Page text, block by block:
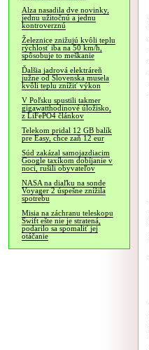
Alza nasadila dve novinky,
jednu užitočnú a jednu
kontroverznú
Železnice znižujú kvôli teplu
rýchlosť iba na 50 km/h,
spôsobuje to meškanie
Ďalšia jadrová elektráreň
južne od Slovenska musela
kvôli teplu znížiť výkon
V Poľsku spustili takmer
gigawatthodinové úložisko,
z LiFePO4 článkov
Telekom pridal 12 GB balík
pre Easy, chce zaň 12 eur
Súd zakázal samojazdiacim
Google taxíkom dobíjanie v
noci, rušili obyvateľov
NASA na diaľku na sonde
Voyager 2 úspešne znížila
spotrebu
Misia na záchranu teleskopu
Swift ešte nie je stratená,
podarilo sa spomaliť jej
otáčanie